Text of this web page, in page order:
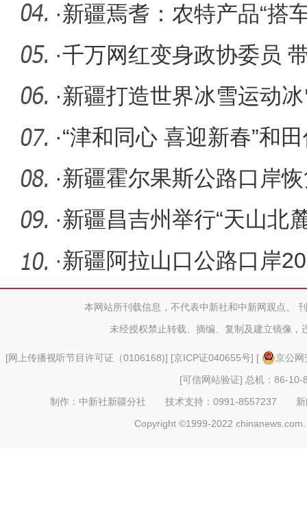
846家 同比
·新疆焉耆：农特产品“搭
添年味
·千万网红变身政协委员
来
·新疆打造世界冰雪运动
在？
·“津和同心 喜迎新春”和
开幕
·新疆霍尔果斯公路口岸
批出入境
·新疆昌吉州举行“天山北
介会
·新疆阿拉山口公路口岸
创历史“
本网站所刊载信息，不代表中新社和中新网观点。
未经授权禁止转载、摘编、复制及建立镜像，
[网上传播视听节目许可证（0106168)] [京ICP证040655号] [
京公
[可信网站验证] 总机：86-10-
制作：中新社新疆分社 技术支持：0991-8557237
Copyright ©1999-2022